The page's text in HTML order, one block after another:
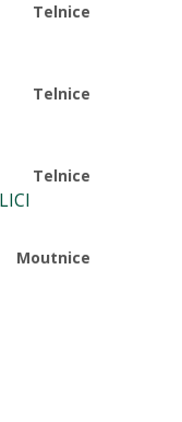
Telnice
Telnice
Telnice
Moutnice